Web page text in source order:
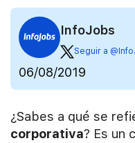
InfoJobs
Seguir a
06/08/2019
¿Sabes a qué se
corporativa? Es un